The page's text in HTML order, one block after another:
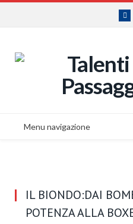
Menu navigazione
IL BIONDO:DAI
POTENZA ALLA